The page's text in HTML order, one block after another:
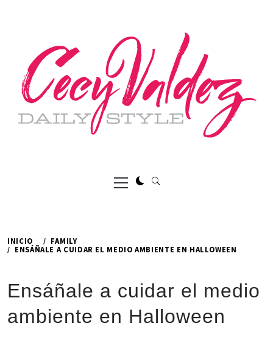
Menú
principal
INICIO
FAMILY
ENSÁÑALE A CUIDAR EL MEDIO AMBIENTE EN HALLOWEEN
Ensáñale a cuidar el medio
ambiente en Halloween